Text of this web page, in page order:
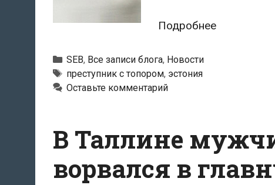
ПодробнееБуянивший
мужчина
причинил
ущерб
Рубрики
SEB, Все записи блога, Новости
Тэги
преступник с топором, эстония
Оставьте комментарий
В Таллине
ворвался в